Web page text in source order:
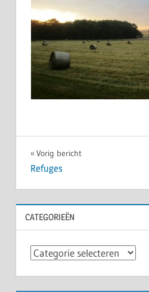
Bericht
navigatie
Vorig bericht
Refuges
CATEGORIEËN
Categorieën